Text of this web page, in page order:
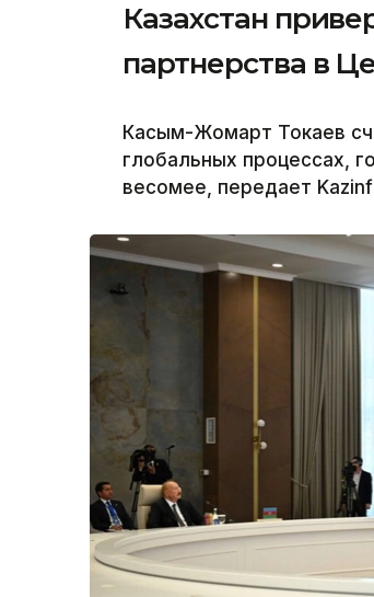
Казахстан
партнерства в
Касым-Жомарт Токаев
глобальных процессах,
весомее, передает